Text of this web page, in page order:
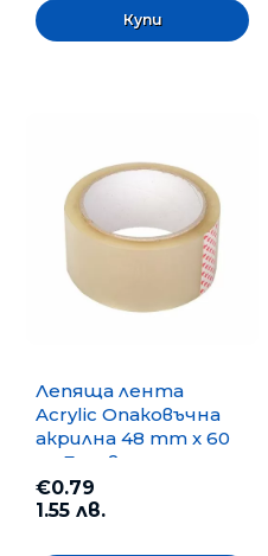
Лепяща лента
Acrylic Опаковъчна
акрилна 48 mm x 60
m, Безцветна
€0.79
1.55 лв.